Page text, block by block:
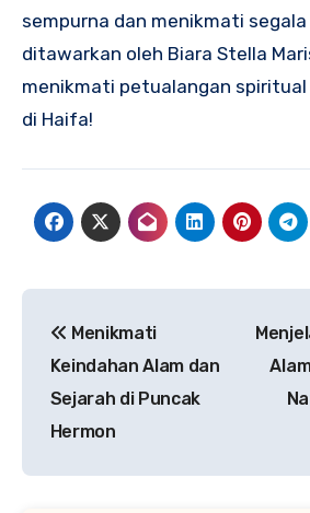
sempurna dan menikmati segala
ditawarkan oleh Biara Stella
menikmati petualangan spiritual
di Haifa!
pos
Menikmati
Keindahan Alam dan
Sejarah di Puncak
Hermon